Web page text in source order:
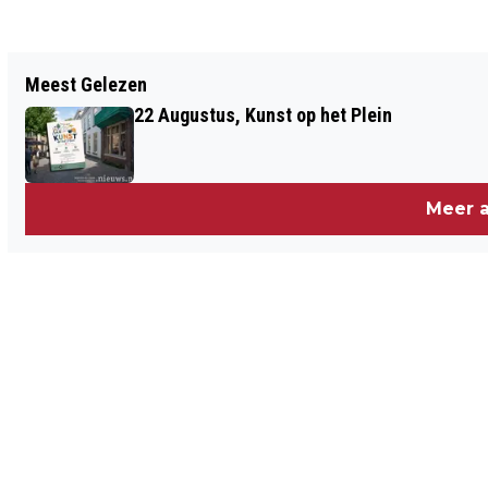
CURIO ISK LEERLINGEN STRALEN
TIJDENS ‘DUURZAME’ MODESHOW
Meest Gelezen
22 Augustus, Kunst op het Plein
Meer